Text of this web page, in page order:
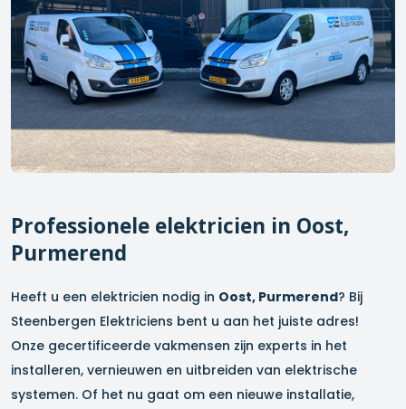
Professionele elektricien in Oost,
Purmerend
Heeft u een elektricien nodig in Oost, Purmerend? Bij
Steenbergen Elektriciens bent u aan het juiste adres!
Onze gecertificeerde vakmensen zijn experts in het
installeren, vernieuwen en uitbreiden van elektrische
systemen. Of het nu gaat om een nieuwe installatie,